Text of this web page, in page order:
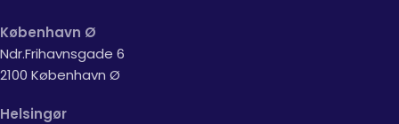
København Ø
Ndr.Frihavnsgade 6
2100 København Ø
Helsingør